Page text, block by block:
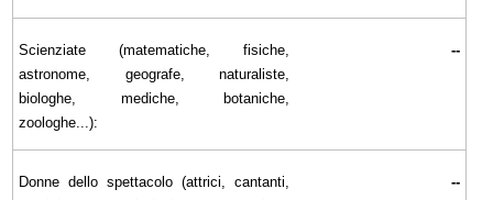
Scienziate (matematiche, fisiche,
astronome, geografe, naturaliste,
biologhe, mediche, botaniche,
zoologhe...):
--
Donne dello spettacolo (attrici, cantanti,
--